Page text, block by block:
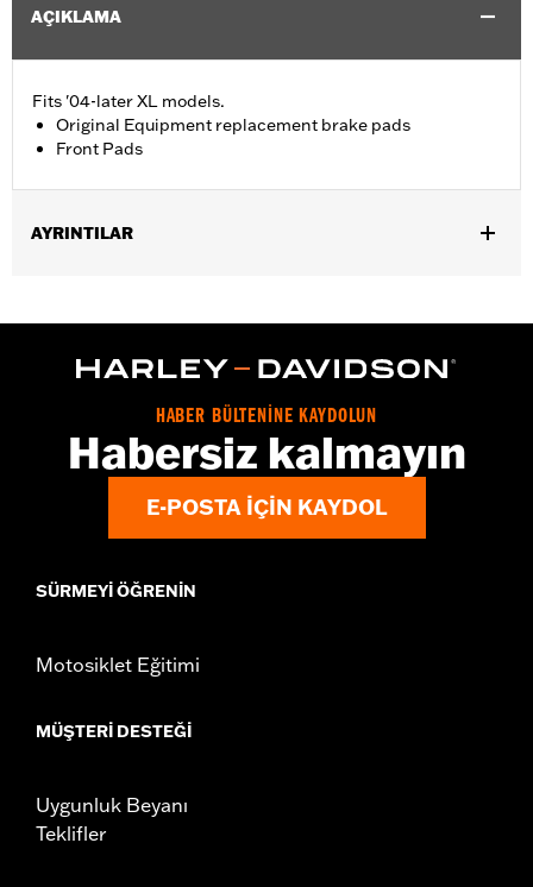
AÇIKLAMA
Fits '04-later XL models.
Original Equipment replacement brake pads
Front Pads
AYRINTILAR
Sold In Units:Pair
One set of brake pads
HABER BÜLTENİNE KAYDOLUN
Habersiz kalmayın
E-POSTA IÇIN KAYDOL
SÜRMEYI ÖĞRENIN
Motosiklet Eğitimi
MÜŞTERI DESTEĞI
Uygunluk Beyanı
Teklifler